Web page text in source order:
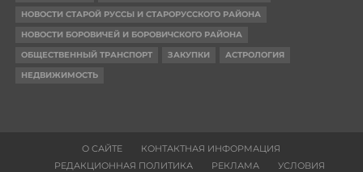
НОВОСТИ СТАРОЙ РУССЫ И СТАРОРУССКОГО РАЙОНА
НОВОСТИ БОРОВИЧЕЙ И БОРОВИЧСКОГО РАЙОНА
ОБЩЕСТВЕННЫЙ ТРАНСПОРТ
ЗАКУПКИ
АСТРОЛОГИЯ
НЕДВИЖИМОСТЬ
О САЙТЕ
КОНТАКТНАЯ ИНФОРМАЦИЯ
РЕДАКЦИОННАЯ ПОЛИТИКА
РЕКЛАМА УСЛОВИЯ